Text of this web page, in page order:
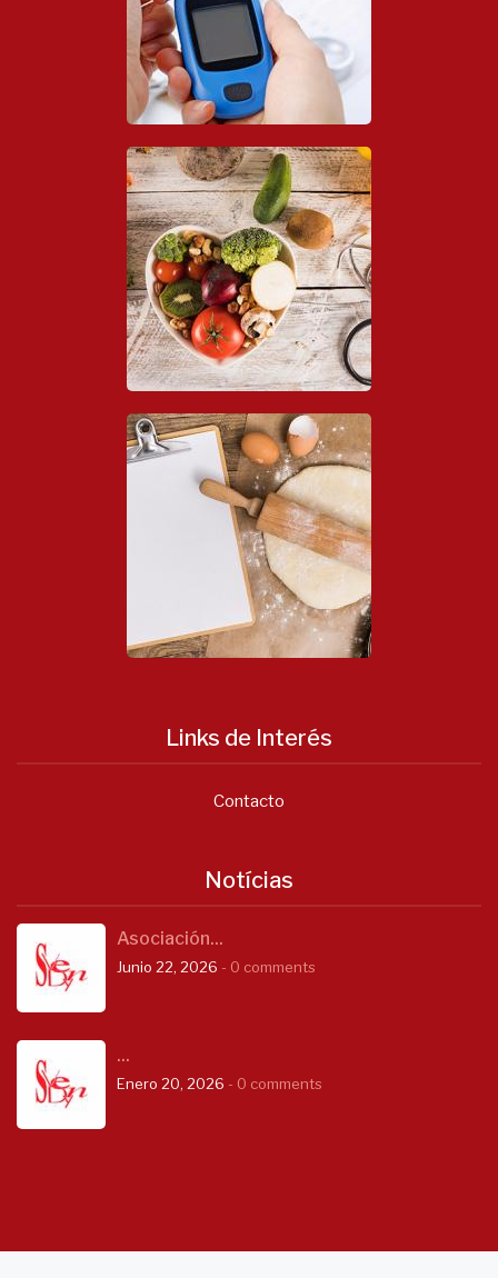
Links de Interés
Contacto
Notícias
Asociación...
Junio 22, 2026 - 0 comments
...
Enero 20, 2026 - 0 comments